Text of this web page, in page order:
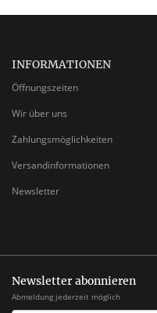
INFORMATIONEN
Öffnungszeiten
Wir über uns
Zahlungsmöglichkeiten
Versandinformationen
Newsletter
Newsletter abonnieren
Abmeldung jederzeit möglich